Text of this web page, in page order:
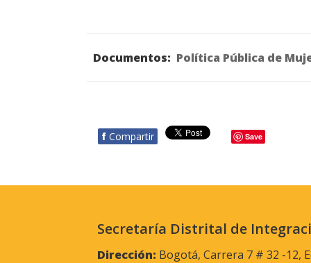
Documentos: Política Pública de
f Compartir Save
Secretaría Distrital de
Dirección: Bogotá, Carrera 7 # 32 -12,